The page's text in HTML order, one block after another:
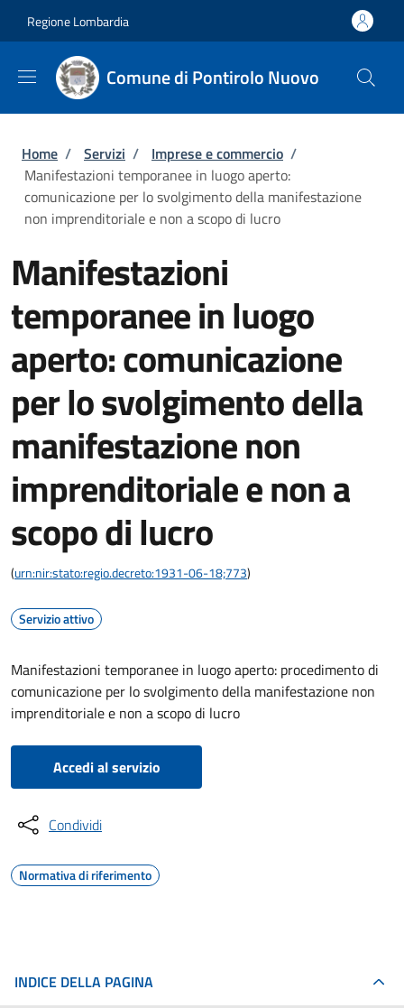
Regione Lombardia
Comune di Pontirolo Nuovo
Briciole di pane
Home / Servizi / Imprese e commercio /
Manifestazioni temporanee in luogo aperto:
comunicazione per lo svolgimento della manifestazione
non imprenditoriale e non a scopo di lucro
Manifestazioni
temporanee in luogo
aperto: comunicazione
per lo svolgimento della
manifestazione non
imprenditoriale e non a
scopo di lucro
(urn:nir:stato:regio.decreto:1931-06-18;773)
Servizio attivo
Manifestazioni temporanee in luogo aperto: procedimento di
comunicazione per lo svolgimento della manifestazione non
imprenditoriale e non a scopo di lucro
Accedi al servizio
Condividi
Normativa di riferimento
INDICE DELLA PAGINA